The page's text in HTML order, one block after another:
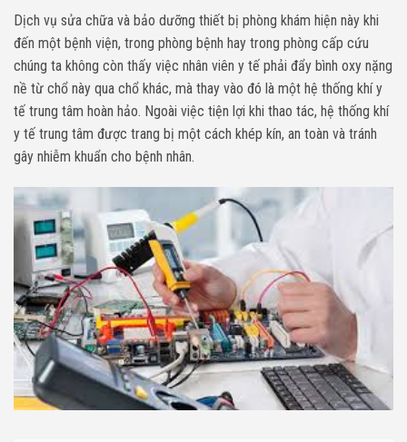
Dịch vụ sửa chữa và bảo dưỡng thiết bị phòng khám hiện này khi
đến một bệnh viện, trong phòng bệnh hay trong phòng cấp cứu
chúng ta không còn thấy việc nhân viên y tế phải đẩy bình oxy nặng
nề từ chổ này qua chổ khác, mà thay vào đó là một hệ thống khí y
tế trung tâm hoàn hảo. Ngoài việc tiện lợi khi thao tác, hệ thống khí
y tế trung tâm được trang bị một cách khép kín, an toàn và tránh
gây nhiễm khuẩn cho bệnh nhân.